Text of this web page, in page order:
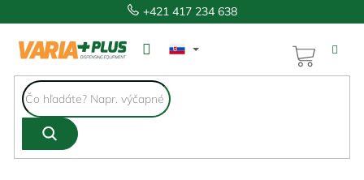
na
obsah
+421 417 234 638
KOŠÍK